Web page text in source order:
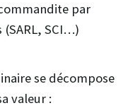
par
(SARL, SCI…)
se décompose
valeur :